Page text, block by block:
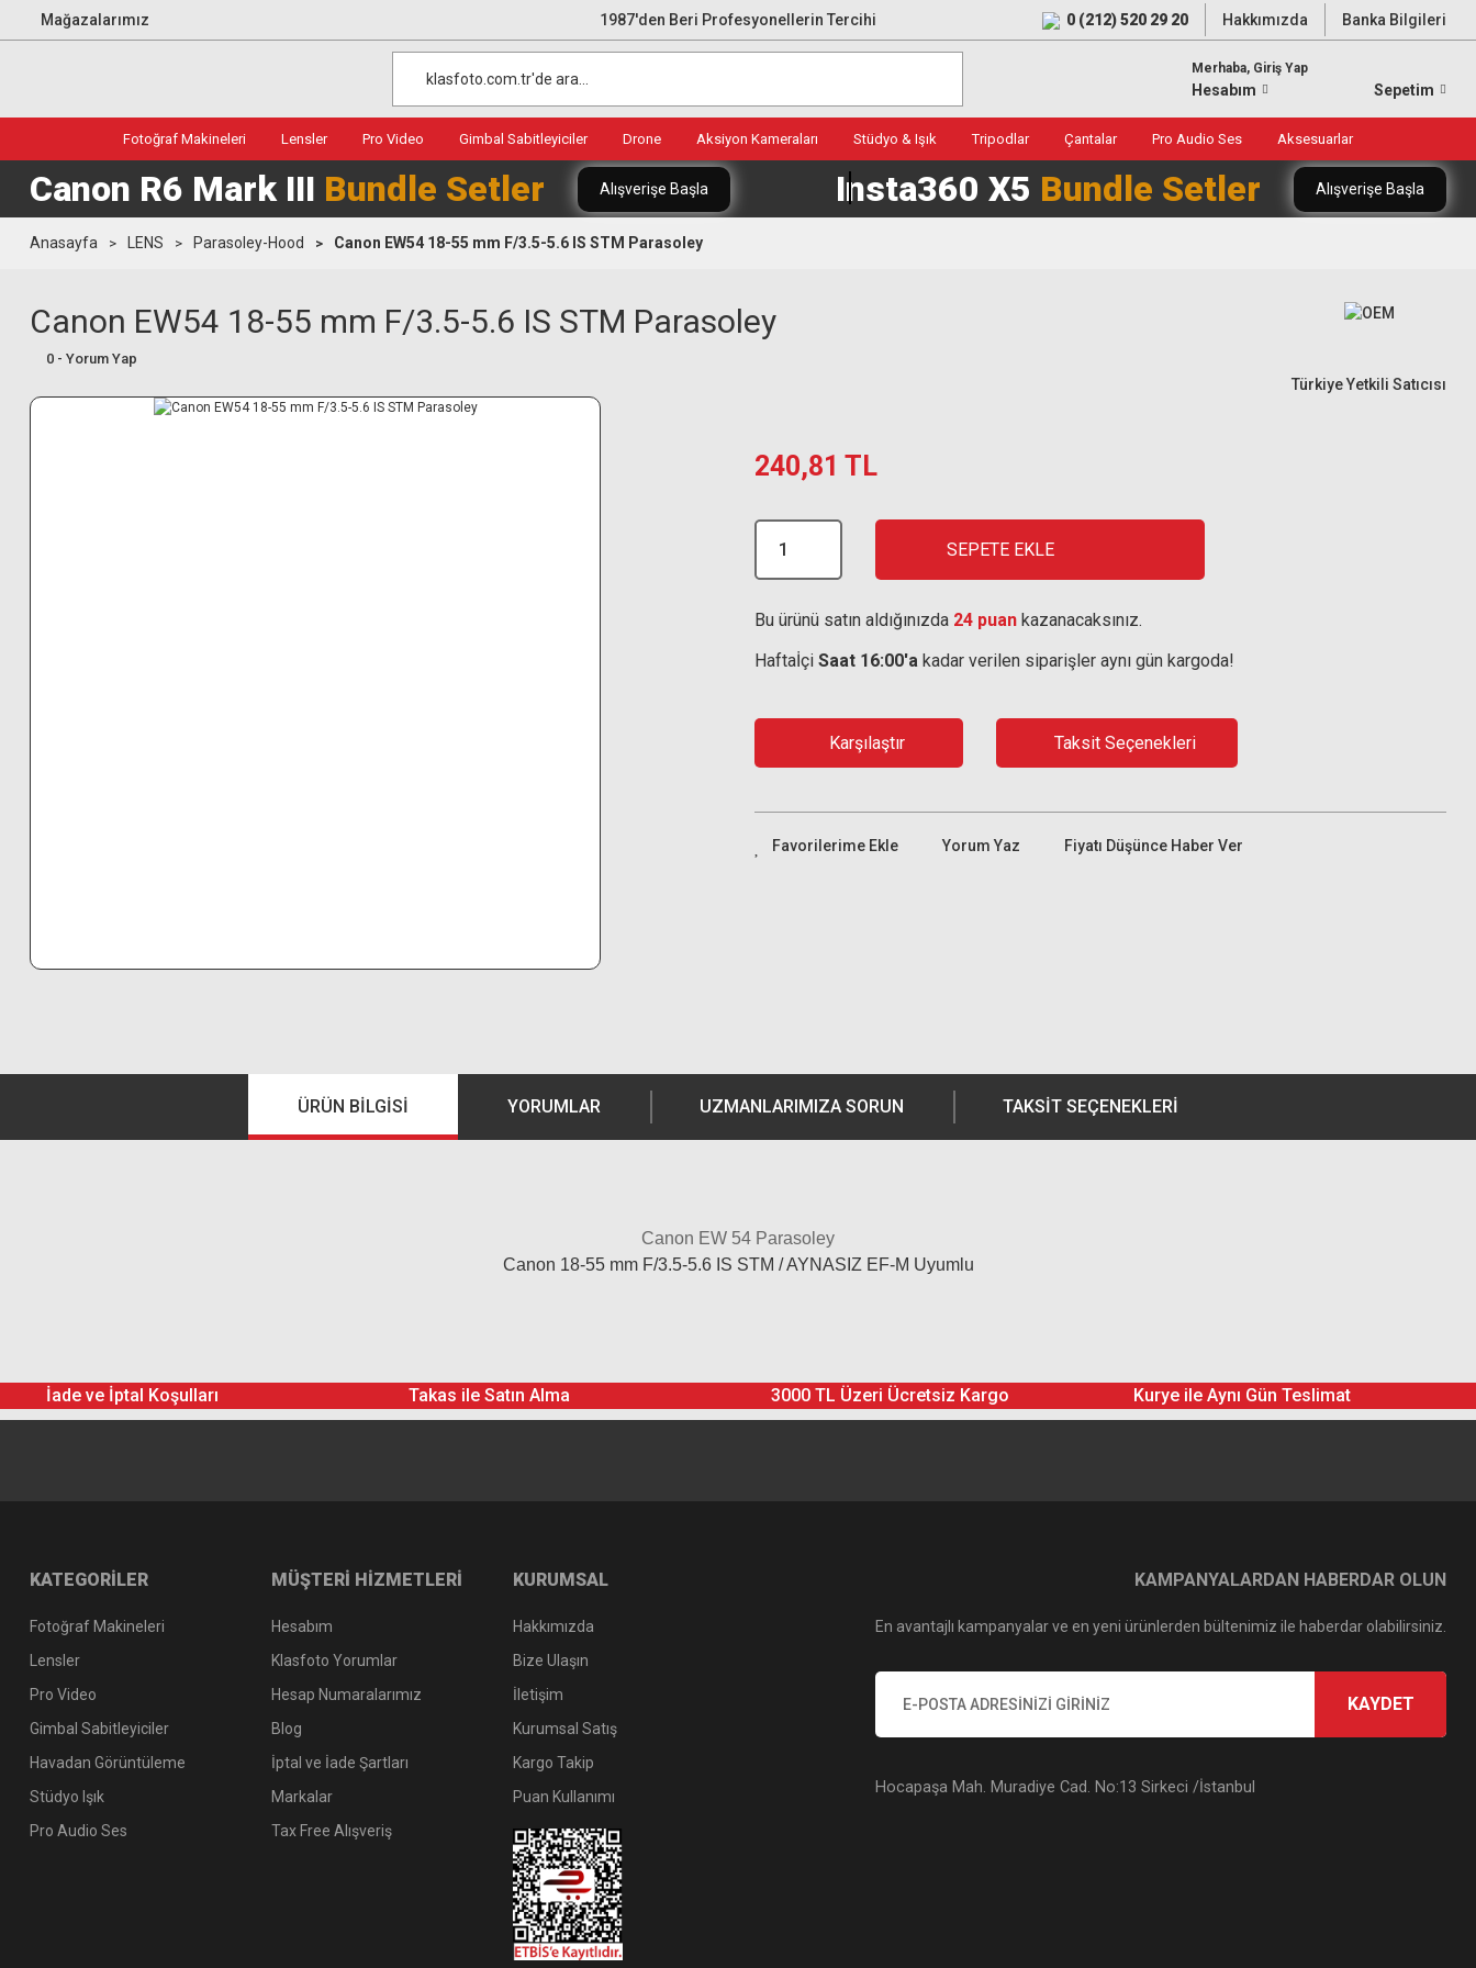
Mağazalarımız 1987'den Beri Profesyonellerin Tercihi 0 (212) 520 29 20 Hakkımızda Banka Bilgileri
Merhaba, Giriş Yap
Hesabım Sepetim
Fotoğraf Makineleri Lensler Pro Video Gimbal Sabitleyiciler Drone Aksiyon Kameraları Stüdyo & Işık Tripodlar Çantalar Pro Audio Ses Aksesuarlar
Canon R6 Mark III Bundle Setler Alışverişe Başla Insta360 X5 Bundle Setler Alışverişe Başla
Anasayfa LENS Parasoley-Hood Canon EW54 18-55 mm F/3.5-5.6 IS STM Parasoley
Canon EW54 18-55 mm F/3.5-5.6 IS STM Parasoley
0 - Yorum Yap
Türkiye Yetkili Satıcısı
240,81 TL
SEPETE EKLE
Bu ürünü satın aldığınızda 24 puan kazanacaksınız.
Haftaİçi Saat 16:00'a kadar verilen siparişler aynı gün kargoda!
Karşılaştır Taksit Seçenekleri
Yorum Yaz Fiyatı Düşünce Haber Ver
ÜRÜN BILGISI YORUMLAR UZMANLARIMIZA SORUN TAKSIT SEÇENEKLERI
Canon EW 54 Parasoley
Canon 18-55 mm F/3.5-5.6 IS STM / AYNASIZ EF-M Uyumlu
İade ve İptal Koşulları Takas ile Satın Alma 3000 TL Üzeri Ücretsiz Kargo Kurye ile Aynı Gün Teslimat
KATEGORİLER
Fotoğraf Makineleri
Lensler
Pro Video
Gimbal Sabitleyiciler
Havadan Görüntüleme
Stüdyo Işık
Pro Audio Ses
MÜŞTERİ HİZMETLERİ
Hesabım
Klasfoto Yorumlar
Hesap Numaralarımız
Blog
İptal ve İade Şartları
Markalar
Tax Free Alışveriş
KURUMSAL
Hakkımızda
Bize Ulaşın
İletişim
Kurumsal Satış
Kargo Takip
Puan Kullanımı
KAMPANYALARDAN HABERDAR OLUN
En avantajlı kampanyalar ve en yeni ürünlerden bültenimiz ile haberdar olabilirsiniz.
KAYDET
Hocapaşa Mah. Muradiye Cad. No:13 Sirkeci /İstanbul